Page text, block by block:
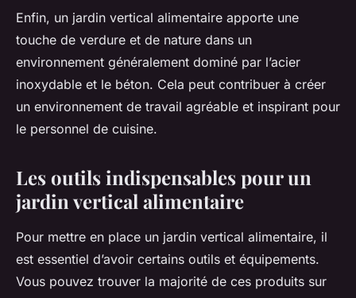
Enfin, un jardin vertical alimentaire apporte une
touche de verdure et de nature dans un
environnement généralement dominé par l’acier
inoxydable et le béton. Cela peut contribuer à créer
un environnement de travail agréable et inspirant pour
le personnel de cuisine.
Les outils indispensables pour un
jardin vertical alimentaire
Pour mettre en place un jardin vertical alimentaire, il
est essentiel d’avoir certains outils et équipements.
Vous pouvez trouver la majorité de ces produits sur